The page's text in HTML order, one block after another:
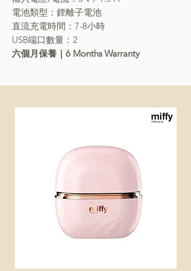
電池類型：鋰離子電池
直流充電時間：7-8小時
USB端口數量：2
六個月保養｜6 Months Warranty